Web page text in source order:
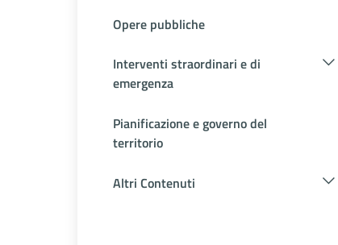
Opere pubbliche
Interventi straordinari e di
emergenza
Pianificazione e governo del
territorio
Altri Contenuti